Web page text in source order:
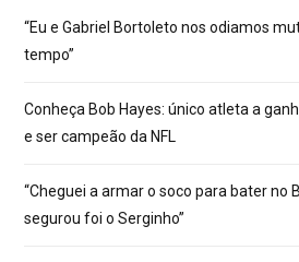
“Eu e Gabriel Bortoleto nos odiamos
tempo”
Conheça Bob Hayes: único atleta a
e ser campeão da NFL
“Cheguei a armar o soco para bater no
segurou foi o Serginho”